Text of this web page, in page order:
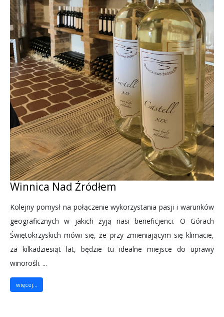
Winnica Nad Źródłem
Kolejny pomysł na połączenie wykorzystania pasji i warunków
geograficznych w jakich żyją nasi beneficjenci. O Górach
Świętokrzyskich mówi się, że przy zmieniającym się klimacie,
za kilkadziesiąt lat, będzie tu idealne miejsce do uprawy
winorośli. ...
więcej...